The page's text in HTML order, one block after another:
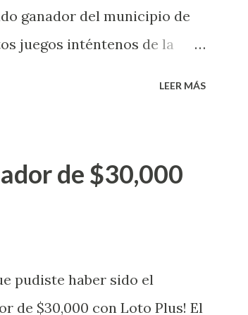
ganador del municipio de
juegos inténtenos de la
Lomas en el Municipio de
que lo disfrute! ...
LEER MÁS
de $30,000
pudiste haber sido el
de $30,000 con Loto Plus! El